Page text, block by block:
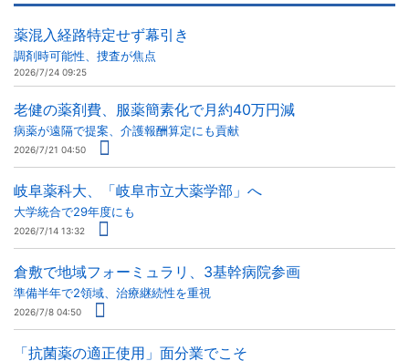
薬混入経路特定せず幕引き
調剤時可能性、捜査が焦点
2026/7/24 09:25
老健の薬剤費、服薬簡素化で月約40万円減
病薬が遠隔で提案、介護報酬算定にも貢献
2026/7/21 04:50
岐阜薬科大、「岐阜市立大薬学部」へ
大学統合で29年度にも
2026/7/14 13:32
倉敷で地域フォーミュラリ、3基幹病院参画
準備半年で2領域、治療継続性を重視
2026/7/8 04:50
「抗菌薬の適正使用」面分業でこそ